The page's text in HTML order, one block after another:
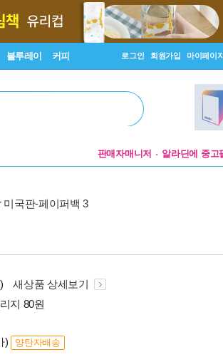
블루레이 커피 로그인 회원가입 마이페이
판매자매니저 알라딘에 중고
미국판-페이퍼백 3
새상품 상세보기
지 80원
) 양탄자배송